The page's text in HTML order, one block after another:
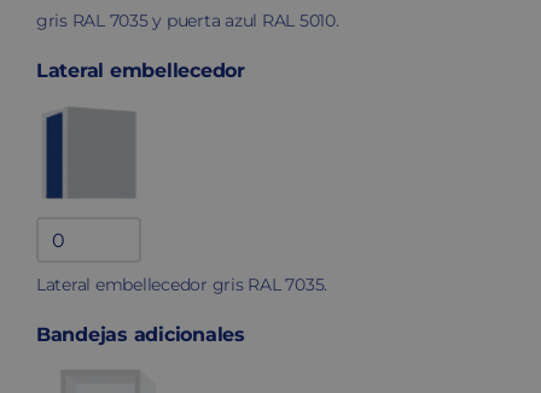
gris RAL 7035 y puerta azul RAL 5010.
Lateral embellecedor
Lateral
embellecedor
Lateral embellecedor gris RAL 7035.
Bandejas adicionales